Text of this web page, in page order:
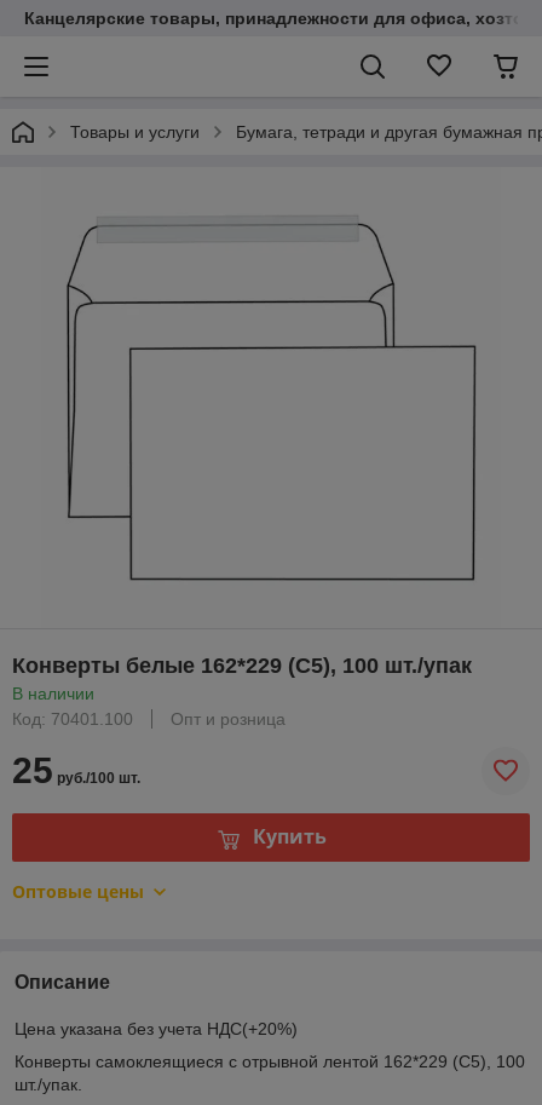
Канцелярские товары, принадлежности для офиса,
Товары и услуги Бумага, тетради и другая бумажная
Конверты белые 162*229 (C5), 100 шт./упак
В наличии
Код: 70401.100
Опт и розница
25 руб./100 шт.
Купить
Оптовые цены
Описание
Цена указана без учета НДС(+20%)
Конверты самоклеящиеся с отрывной лентой 162*229 (C5), 100
шт./упак.